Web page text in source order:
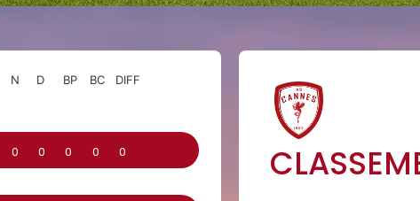
N D BP BC DIFF
0 0 0 0 0